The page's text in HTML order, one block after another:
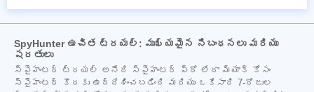
SpyHunter ఉచిత ట్రయల్: ముఖ్యమైన నిబంధనలు మరియు
షరతులు
స్పైహంటర్ ట్రయల్ అనేది స్పైహంటర్ ప్రో లేదా మ్యాక్ కోసం
స్పైహంటర్ కొరకు ఉద్దేశించబడింది మరియు ఒకేసారి 7-రోజుల